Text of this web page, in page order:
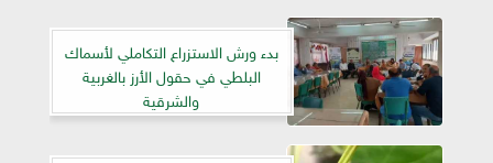
بدء ورش الاستزراع التكاملي لأسماك
البلطي في حقول الأرز بالغربية
والشرقية